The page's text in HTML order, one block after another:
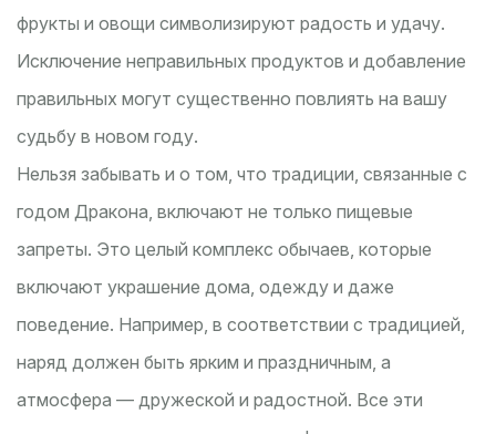
фрукты и овощи символизируют радость и удачу.
Исключение неправильных продуктов и добавление
правильных могут существенно повлиять на вашу
судьбу в новом году.
Нельзя забывать и о том, что традиции, связанные с
годом Дракона, включают не только пищевые
запреты. Это целый комплекс обычаев, которые
включают украшение дома, одежду и даже
поведение. Например, в соответствии с традицией,
наряд должен быть ярким и праздничным, а
атмосфера — дружеской и радостной. Все эти